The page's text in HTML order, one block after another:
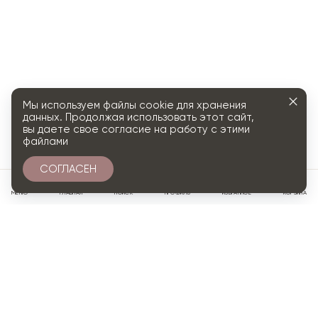
МЕНЮ ГЛАВНАЯ ПОИСК ПРОФИЛЬ ИЗБРАННОЕ КОРЗИНА
Мы используем файлы cookie для хранения
данных. Продолжая использовать этот сайт,
вы даете свое согласие на работу с этими
файлами
СОГЛАСЕН